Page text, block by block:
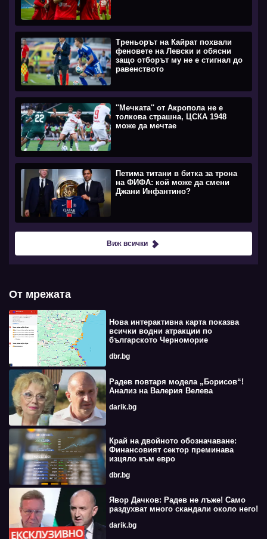
Треньорът на Кайрат похвали
феновете на Левски и обясни
защо отборът му не е стигнал до
равенството
''Мечката'' от Акропола не е
толкова страшна, ЦСКА 1948
може да мечтае
Петима титани в битка за трона
на ФИФА: кой може да смени
Джани Инфантино?
Виж всички
От мрежата
Нова интерактивна карта показва
всички водни атракции по
българското Черноморие
dbr.bg
Радев повтаря модела „Борисов“!
Анализ на Валерия Велева
darik.bg
Край на двойното обозначаване:
Финансовият сектор преминава
изцяло към евро
dbr.bg
Явор Дачков: Радев не лъже! Само
раздухват много скандали около него!
darik.bg